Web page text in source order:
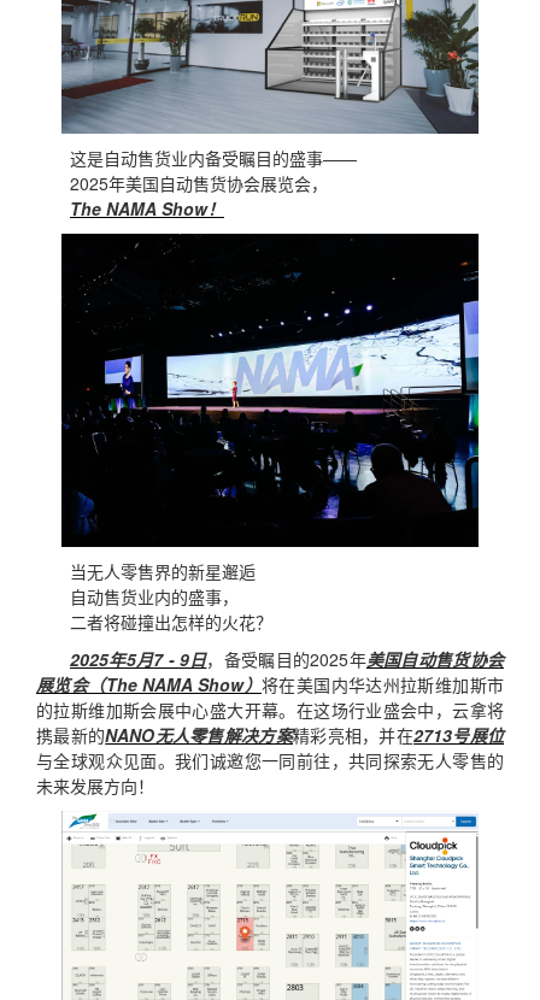
这是自动售货业内备受瞩目的盛事——
2025年美国自动售货协会展览会，
The NAMA Show！
当无人零售界的新星邂逅
自动售货业内的盛事，
二者将碰撞出怎样的火花？
2025年5月7 - 9日，备受瞩目的2025年美国自动售货协会
展览会（The NAMA Show）将在美国内华达州拉斯维加斯市
的拉斯维加斯会展中心盛大开幕。在这场行业盛会中，云拿将
携最新的NANO无人零售解决方案精彩亮相，并在2713号展位
与全球观众见面。我们诚邀您一同前往，共同探索无人零售的
未来发展方向！